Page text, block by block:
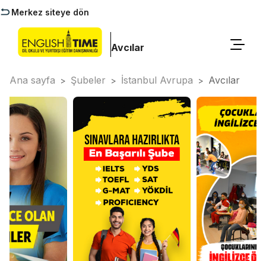
Merkez siteye dön
Avcılar
Ana sayfa > Şubeler > İstanbul Avrupa > Avcılar